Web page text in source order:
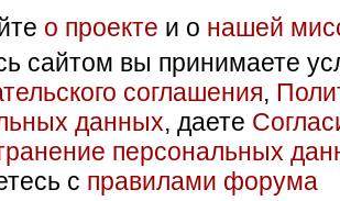
о проекте и о нашей
сайтом вы принимаете
соглашения,
данных, даете
персональных
с правилами форума